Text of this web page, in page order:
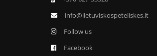
info@lietuviskospeteliskes.lt
Follow us
Facebook